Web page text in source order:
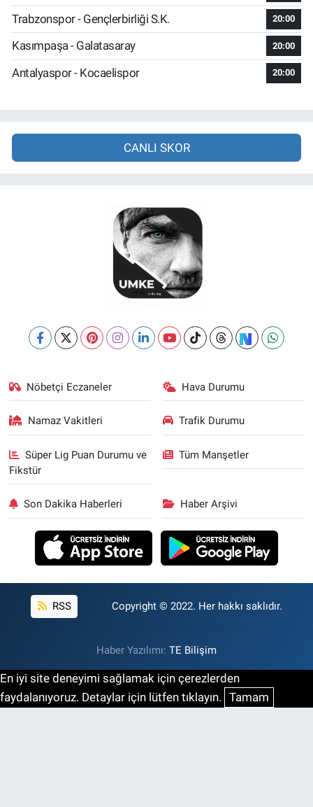
Trabzonspor - Gençlerbirliği S.K. 20:00
Kasımpaşa - Galatasaray 20:00
Antalyaspor - Kocaelispor 20:00
CANLI SKOR
Nöbetçi Eczaneler Hava Durumu
Namaz Vakitleri Trafik Durumu
Süper Lig Puan Durumu ve
Fikstür
Tüm Manşetler
Son Dakika Haberleri Haber Arşivi
RSS Copyright © 2022. Her hakkı saklıdır.
Haber Yazılımı: TE Bilişim
En iyi site deneyimi sağlamak için çerezlerden
faydalanıyoruz. Detaylar için lütfen tıklayın. Tamam